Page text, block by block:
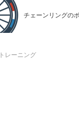
チェーンリングの
トレーニング